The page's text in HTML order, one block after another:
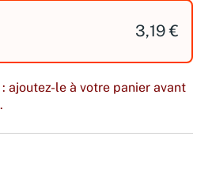
3,19 €
ajoutez-le à votre panier avant